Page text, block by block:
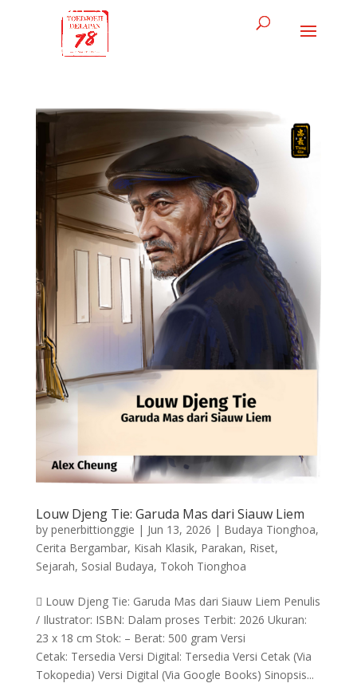
Louw Djeng Tie: Garuda Mas dari Siauw Liem
by penerbittionggie | Jun 13, 2026 | Budaya Tionghoa,
Cerita Bergambar, Kisah Klasik, Parakan, Riset,
Sejarah, Sosial Budaya, Tokoh Tionghoa
 Louw Djeng Tie: Garuda Mas dari Siauw Liem Penulis
/ Ilustrator: ISBN: Dalam proses Terbit: 2026 Ukuran:
23 x 18 cm Stok: – Berat: 500 gram Versi
Cetak: Tersedia Versi Digital: Tersedia Versi Cetak (Via
Tokopedia) Versi Digital (Via Google Books) Sinopsis...